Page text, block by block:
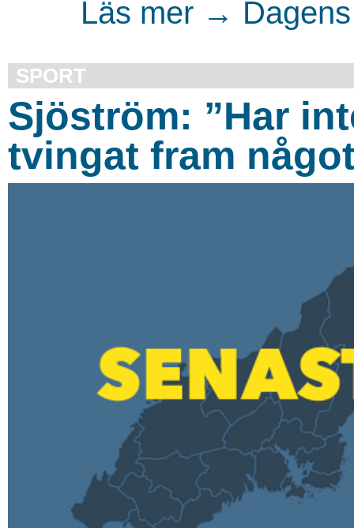
Läs mer →
SPORT
Sjöström: ”Har
tvingat fram